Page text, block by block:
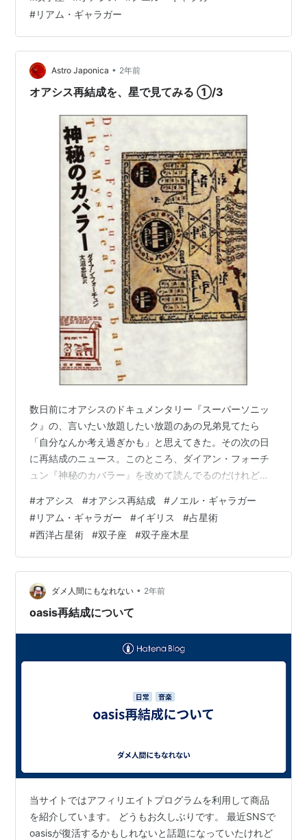
ケだけど）レディオヘッドが好きだったので、オアシス
はあまり聴いてなかった。リアムって月以外は水がなく
て、かなり乾いた表現の人なので、あまりピンと来な
い。喋ってる時の方が面白いと思ってしまう。それとオ
アシスよりノエルのソロの方が好きだったりする。声
質…
#リアム・ギャラガー
Astro Japonica • 2年前
オアシス再結成を、星で見てみる ①/3
数日前にオアシスのドキュメンタリー『スーパーソニッ
ク』の、言いたい放題したい放題のあの兄弟見てたら
「自分なんか考え過ぎかも」と思えてきた。その次の日
に再結成のニュース。このところ、ダイアン・フォーチ
ュン『神秘のカバラー』を改めて読んでるのだけれど、
何やら意味深に聞こえてくる。曰く「俺たちはマスター
プランの一部なんだ」「いつかあなたは僕を見つける 雪
崩に埋もれてるのを 超新星のシャンパンから」。 神秘の
カバラー 作者:ダイアン フォーチュン 国書刊行会
Amazon ノエル・ギャラガーは双子座の太陽で、いま木
星（いわゆる幸運の星）が来ている星座。…
#オアシス #オアシス再結成 # ノエル・ギャラガー
#リアム・ギャラガー #イギリス #占星術
#西洋占星術 #双子座 #双子座木星
ダメ人間にもなれない • 2年前
oasis再結成について
当サイトではアフィリエイトプログラムを利用して商品
を紹介しています。 どうもお久しぶりです。 最近SNSで
oasisが復活するかもしれないと話題になっていたけれど